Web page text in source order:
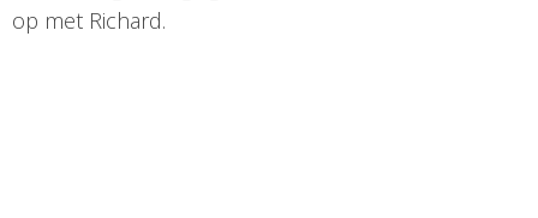
op met Richard.